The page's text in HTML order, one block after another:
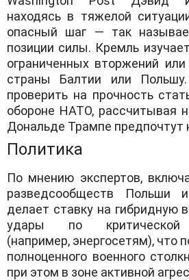
находясь в тяжелой
опасный шаг — так
позиции силы. Кремль
ограниченных вторжений
страны Балтии или
проверить на прочность
обороне НАТО, рассчитывая
Дональде Трампе предпочтут
Политика
​По мнению экспертов,
разведсообществ Польши
делает ставку на гибридную
удары по критической
(например, энергосетям), что
полноценного военного
при этом в зоне активной